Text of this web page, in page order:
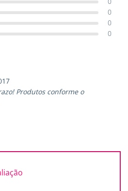
0
0
0
Produtos conforme o